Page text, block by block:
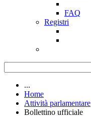
FAQ
Registri
...
Home
Attività parlamentare
Bollettino ufficiale